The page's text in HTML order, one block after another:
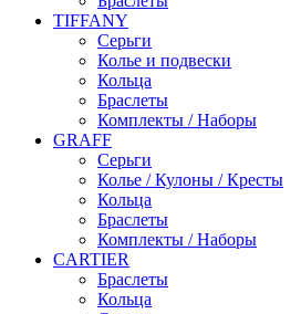
TIFFANY
Серьги
Колье и подвески
Кольца
Браслеты
Комплекты / Наборы
GRAFF
Серьги
Колье / Кулоны / Кресты
Кольца
Браслеты
Комплекты / Наборы
CARTIER
Браслеты
Кольца